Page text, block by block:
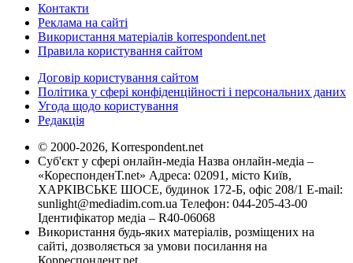
Контакти
Реклама на сайті
Використання матеріалів korrespondent.net
Правила користування сайтом
Договір користування сайтом
Політика у сфері конфіденційності і персональних даних
Угода щодо користування
Редакція
© 2000-2026, Korrespondent.net
Суб'єкт у сфері онлайн-медіа Назва онлайн-медіа –
«КореспонденТ.net» Адреса: 02091, місто Київ,
ХАРКІВСЬКЕ ШОСЕ, будинок 172-Б, офіс 208/1 E-mail:
sunlight@mediadim.com.ua Телефон: 044-205-43-00
Ідентифікатор медіа – R40-06068
Використання будь-яких матеріалів, розміщених на
сайті, дозволяється за умови посилання на
Корреспондент.net.